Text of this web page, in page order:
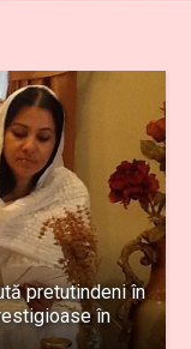
pretutindeni în
în